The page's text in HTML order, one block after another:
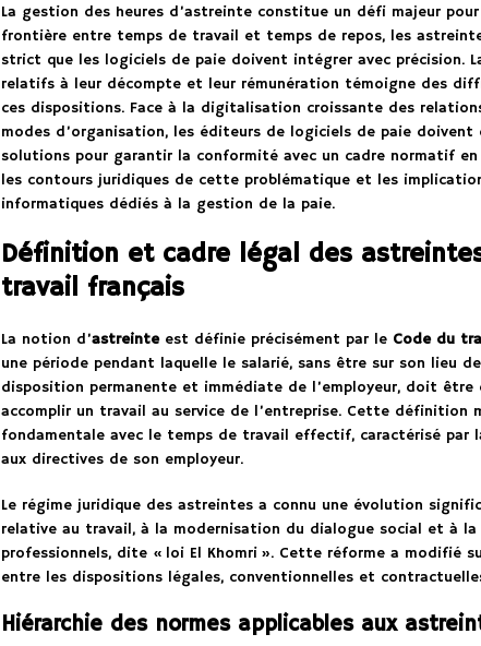
La gestion des heures d’astreinte constitue un défi majeur
frontière entre temps de travail et temps de repos, les
strict que les logiciels de paie doivent intégrer avec précision.
relatifs à leur décompte et leur rémunération témoigne des
ces dispositions. Face à la digitalisation croissante des
modes d’organisation, les éditeurs de logiciels de paie
solutions pour garantir la conformité avec un cadre normatif
les contours juridiques de cette problématique et les
informatiques dédiés à la gestion de la paie.
Définition et cadre légal des
travail français
La notion d’astreinteest définie précisément par le Code du
une période pendant laquelle le salarié, sans être sur son lieu
disposition permanente et immédiate de l’employeur, doit être
accomplir un travail au service de l’entreprise. Cette définition
fondamentale avec le temps de travail effectif, caractérisé par
aux directives de son employeur.
Le régime juridique des astreintes a connu une évolution
relative au travail, à la modernisation du dialogue social et à la
professionnels, dite « loi El Khomri ». Cette réforme a modifié
entre les dispositions légales, conventionnelles et
Hiérarchie des normes applicables aux